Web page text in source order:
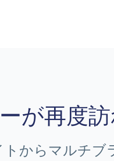
が再度
からマルチブ